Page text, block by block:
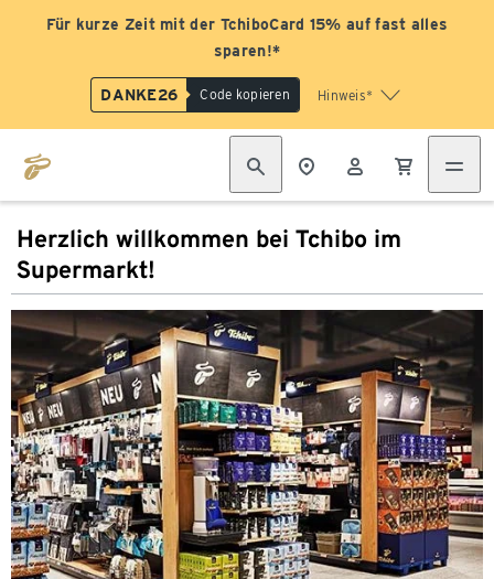
Für kurze Zeit mit der TchiboCard 15% auf fast alles
sparen!*
DANKE26 Code kopieren Hinweis*
Herzlich willkommen bei Tchibo im
Supermarkt!